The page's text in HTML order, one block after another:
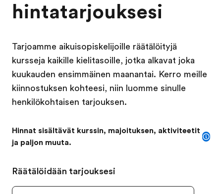
EF-toimistot
Tietoa Meistä -sivustolla
Tutustu meihin tarkemmin
Työpaikat EF:llä
hintatarjouksesi
Tarjoamme aikuisopiskelijoille räätälöityjä
kursseja kaikille kielitasoille, jotka alkavat joka
kuukauden ensimmäinen maanantai. Kerro meille
kiinnostuksen kohteesi, niin luomme sinulle
henkilökohtaisen tarjouksen.
Hinnat sisältävät kurssin, majoituksen, aktiviteetit
ja paljon muuta.
Räätälöidään tarjouksesi